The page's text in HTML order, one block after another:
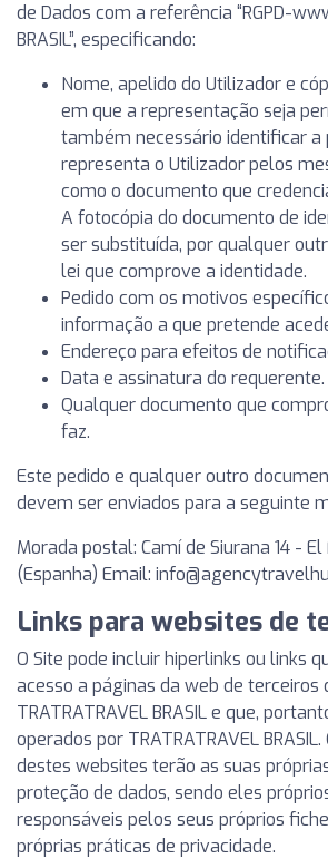
de Dados com a referência “RGPD-
BRASIL”, especificando:
Nome, apelido do Utilizador e
em que a representação seja
também necessário identificar a
representa o Utilizador pelos
como o documento que
A fotocópia do documento de
ser substituída, por qualquer
lei que comprove a identidade.
Pedido com os motivos
informação a que pretende
Endereço para efeitos de
Data e assinatura do requerente.
Qualquer documento que
faz.
Este pedido e qualquer outro
devem ser enviados para a seguinte
Morada postal: Camí de Siurana 14 -
(Espanha) Email:
Links para websites de
O Site pode incluir hiperlinks ou links
acesso a páginas da web de terceiros
TRATRATRAVEL BRASIL e que,
operados por TRATRATRAVEL
destes websites terão as suas
proteção de dados, sendo eles
responsáveis pelos seus próprios
próprias práticas de privacidade.